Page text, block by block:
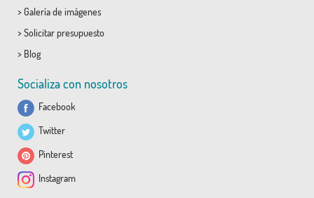
> Galería de imágenes
> Solicitar presupuesto
> Blog
Socializa con nosotros
Facebook
Twitter
Pinterest
Instagram